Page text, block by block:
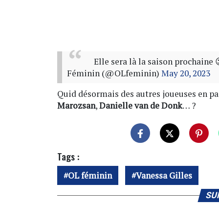
Elle sera là la saison prochaine
Féminin (@OLfeminin) May 20, 2023
Quid désormais des autres joueuses en
Marozsan,Danielle van de Donk… ?
Tags :
OL féminin Vanessa Gilles